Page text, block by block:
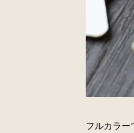
フルカラー